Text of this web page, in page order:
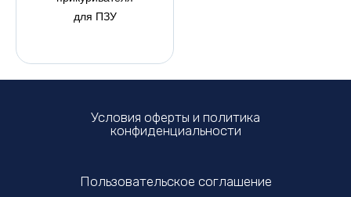
для ПЗУ
Условия оферты и политика
конфиденциальности
Пользовательское соглашение